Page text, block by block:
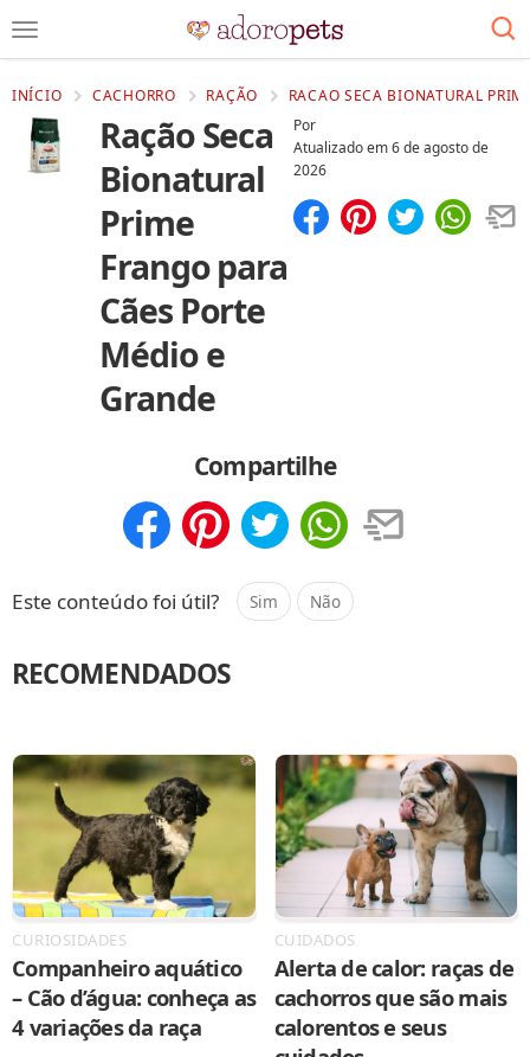
INÍCIO CACHORRO RAÇÃO RACAO SECA BIONATURAL
Ração Seca
Bionatural
Prime
Frango para
Cães Porte
Médio e
Grande
Por
Atualizado em6 de agosto de
2026
Compartilhe
Este conteúdo foi útil? Sim Não
RECOMENDADOS
CURIOSIDADES
Companheiro aquático
– Cão d’água: conheça as
4 variações da raça
CUIDADOS
Alerta de calor: raças de
cachorros que são mais
calorentos e seus